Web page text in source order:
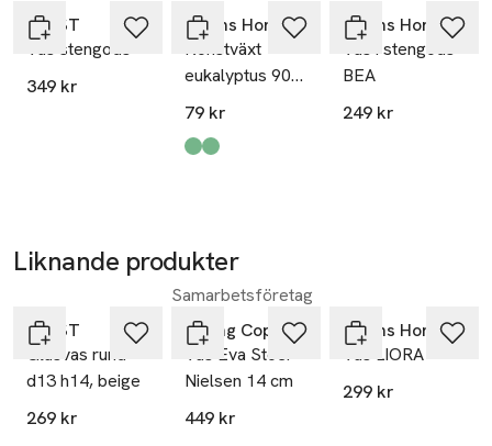
E-post
order@fargform.com
Mobilnummer
ERNST
Vas stengods
349 kr
Åhléns Home
Konstväxt
eukalyptus 90
cm
79 kr
Produkten finns i färgerna:
Green
Red/Green
Åhléns Home
Vas i stengods
BEA
249 kr
Liknande produkter
Hoppa över bildspelet
ERNST
Glasvas rund
d13 h14, beige
269 kr
Samarbetsföretag
Spring Copenhagen
Vas Eva Stoer
Nielsen 14 cm
449 kr
Åhléns Home
Vas LIORA
299 kr